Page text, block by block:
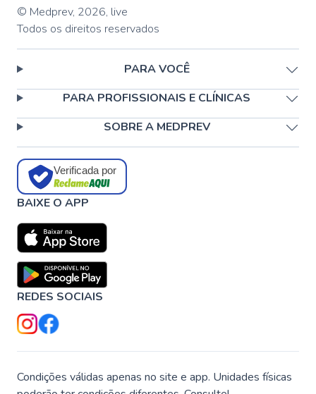
© Medprev, 2026, live
Todos os direitos reservados
PARA VOCÊ
PARA PROFISSIONAIS E CLÍNICAS
SOBRE A MEDPREV
Verificada por
BAIXE O APP
REDES SOCIAIS
Condições válidas apenas no site e app. Unidades físicas